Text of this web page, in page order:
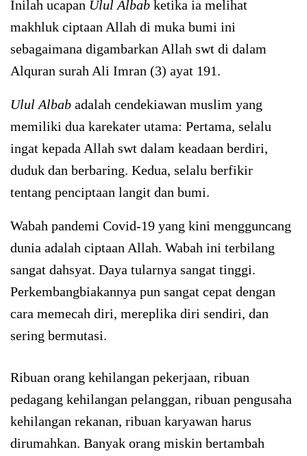
Inilah ucapan Ulul Albab ketika ia melihat
makhluk ciptaan Allah di muka bumi ini
sebagaimana digambarkan Allah swt di dalam
Alquran surah Ali Imran (3) ayat 191.
Ulul Albab adalah cendekiawan muslim yang
memiliki dua karekater utama: Pertama, selalu
ingat kepada Allah swt dalam keadaan berdiri,
duduk dan berbaring. Kedua, selalu berfikir
tentang penciptaan langit dan bumi.
Wabah pandemi Covid-19 yang kini mengguncang
dunia adalah ciptaan Allah. Wabah ini terbilang
sangat dahsyat. Daya tularnya sangat tinggi.
Perkembangbiakannya pun sangat cepat dengan
cara memecah diri, mereplika diri sendiri, dan
sering bermutasi.
Ribuan orang kehilangan pekerjaan, ribuan
pedagang kehilangan pelanggan, ribuan pengusaha
kehilangan rekanan, ribuan karyawan harus
dirumahkan. Banyak orang miskin bertambah